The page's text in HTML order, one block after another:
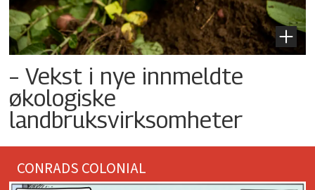
– Vekst i nye innmeldte
økologiske
landbruksvirksomheter
CONRADS COLONIAL